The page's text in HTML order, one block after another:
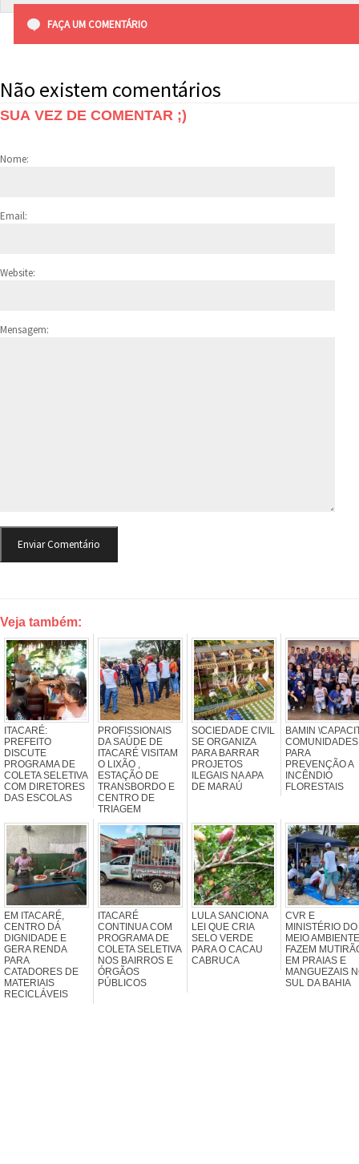
FAÇA UM COMENTÁRIO
Não existem comentários
SUA VEZ DE COMENTAR ;)
Nome:
Email:
Website:
Mensagem:
Veja também:
ITACARÉ:
PREFEITO
DISCUTE
PROGRAMA DE
COLETA SELETIVA
COM DIRETORES
DAS ESCOLAS
PROFISSIONAIS
DA SAÚDE DE
ITACARÉ VISITAM
O LIXÃO ,
ESTAÇÃO DE
TRANSBORDO E
CENTRO DE
TRIAGEM
SOCIEDADE CIVIL
SE ORGANIZA
PARA BARRAR
PROJETOS
ILEGAIS NA APA
DE MARAÚ
BAMIN
COMUNIDADES
PARA
PREVENÇÃO A
INCÊNDIO
FLORESTAIS
EM ITACARÉ,
CENTRO DÁ
DIGNIDADE E
GERA RENDA
PARA
CATADORES DE
MATERIAIS
RECICLÁVEIS
ITACARÉ
CONTINUA COM
PROGRAMA DE
COLETA SELETIVA
NOS BAIRROS E
ÓRGÃOS
PÚBLICOS
LULA SANCIONA
LEI QUE CRIA
SELO VERDE
PARA O CACAU
CABRUCA
CVR E
MINISTÉRIO DO
MEIO AMBIENTE
FAZEM
EM PRAIAS E
MANGUEZAIS
SUL DA BAHIA